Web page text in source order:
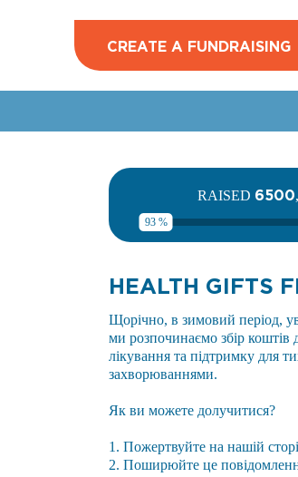
CREATE A FUNDRAISING
RAISED 6500
93 %
HEALTH GIFTS
Щорічно, в зимовий період,
ми розпочинаємо збір
лікування та підтримку для
захворюваннями.
Як ви можете долучитися?
1. Пожертвуйте на нашій
2. Поширюйте це